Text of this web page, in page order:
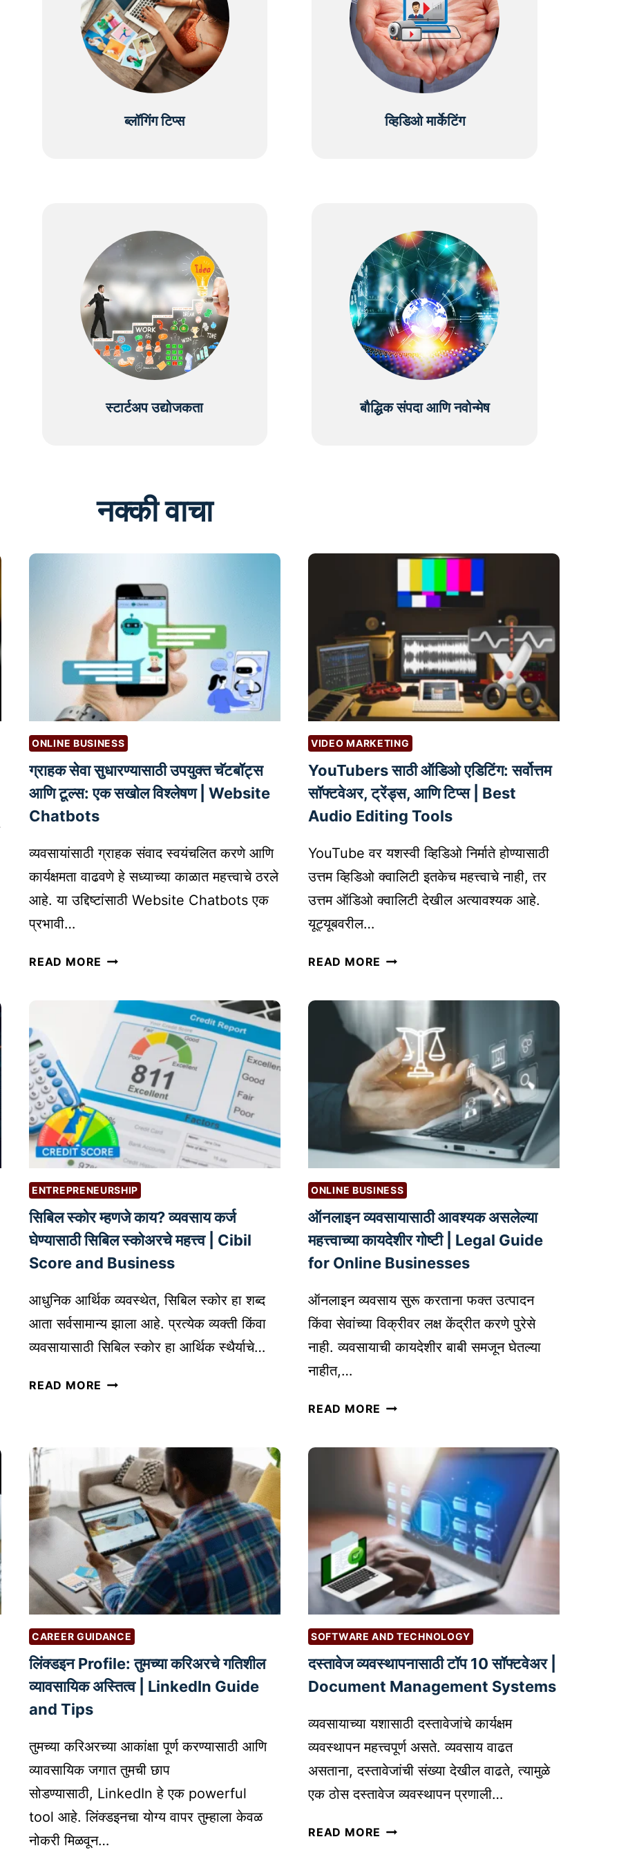
ब्लॉगिंग टिप्स व्हिडिओ मार्केटिंग
स्टार्टअप उद्योजकता बौद्धिक संपदा आणि नवोन्मेष
नक्की वाचा
ONLINE BUSINESS
ग्राहक सेवा सुधारण्यासाठी उपयुक्त चॅटबॉट्स
आणि टूल्स: एक सखोल विश्लेषण | Website
Chatbots
व्यवसायांसाठी ग्राहक संवाद स्वयंचलित करणे आणि
कार्यक्षमता वाढवणे हे सध्याच्या काळात महत्त्वाचे ठरले
आहे. या उद्दिष्टांसाठी Website Chatbots एक
प्रभावी…
READ MORE ग्रा
सु
धा
र
ण्या
सा
ठी
उ
प
यु
क्त
चॅ
ट
ट्स
णि
टू
ल
वि
श्ले
ष
ण
|
W
E
B
S
I
T
H
T
B
O
VIDEO MARKETING
YouTubers साठी ऑडिओ एडिटिंग: सर्वोत्तम
सॉफ्टवेअर, ट्रेंड्स, आणि टिप्स | Best
Audio Editing Tools
YouTube वर यशस्वी व्हिडिओ निर्माते होण्यासाठी
उत्तम व्हिडिओ क्वालिटी इतकेच महत्त्वाचे नाही, तर
उत्तम ऑडिओ क्वालिटी देखील अत्यावश्यक आहे.
यूट्यूबवरील…
READ MORE Y
T
U
B
E
R
S
सा
ठी
डि
ओ
ए
डि
टिं
:
र्वो
त्त
फ्ट
,
ट्रें
ड्स
,
आ
णि
टि
प्स
|
B
E
S
A
U
I
O
D
ENTREPRENEURSHIP
सिबिल स्कोर म्हणजे काय? व्यवसाय कर्ज
घेण्यासाठी सिबिल स्कोअरचे महत्त्व | Cibil
Score and Business
आधुनिक आर्थिक व्यवस्थेत, सिबिल स्कोर हा शब्द
आता सर्वसामान्य झाला आहे. प्रत्येक व्यक्ती किंवा
व्यवसायासाठी सिबिल स्कोर हा आर्थिक स्थैर्याचे…
READ MORE सि
म्ह
ण
जे
का
य
?
व्य
व
य
क
र्ज
ठी
सि
बि
ल
स्को
अ
ONLINE BUSINESS
ऑनलाइन व्यवसायासाठी आवश्यक असलेल्या
महत्त्वाच्या कायदेशीर गोष्टी | Legal Guide
for Online Businesses
ऑनलाइन व्यवसाय सुरू करताना फक्त उत्पादन
किंवा सेवांच्या विक्रीवर लक्ष केंद्रीत करणे पुरेसे
नाही. व्यवसायाची कायदेशीर बाबी समजून घेतल्या
नाहीत,…
READ MORE ऑ
न
व्य
व
सा
या
सा
ठी
आ
व
श्य
क
अ
ले
ल्या
ह
त्त्वा
का
CAREER GUIDANCE
लिंक्डइन Profile: तुमच्या करिअरचे गतिशील
व्यावसायिक अस्तित्व | LinkedIn Guide
and Tips
तुमच्या करिअरच्या आकांक्षा पूर्ण करण्यासाठी आणि
व्यावसायिक जगात तुमची छाप
सोडण्यासाठी, LinkedIn हे एक powerful
tool आहे. लिंक्डइनचा योग्य वापर तुम्हाला केवळ
नोकरी मिळवून…
SOFTWARE AND TECHNOLOGY
दस्तावेज व्यवस्थापनासाठी टॉप 10 सॉफ्टवेअर |
Document Management Systems
व्यवसायाच्या यशासाठी दस्तावेजांचे कार्यक्षम
व्यवस्थापन महत्त्वपूर्ण असते. व्यवसाय वाढत
असताना, दस्तावेजांची संख्या देखील वाढते, त्यामुळे
एक ठोस दस्तावेज व्यवस्थापन प्रणाली…
READ MORE द